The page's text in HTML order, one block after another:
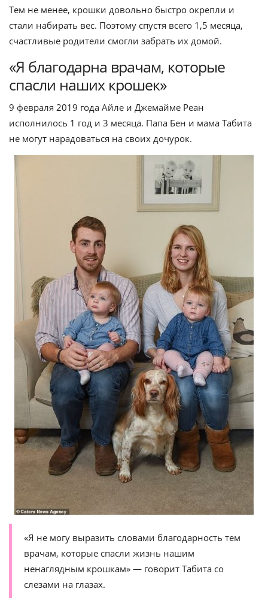
Тем не менее, крошки довольно быстро окрепли и
стали набирать вес. Поэтому спустя всего 1,5 месяца,
счастливые родители смогли забрать их домой.
«Я благодарна врачам, которые
спасли наших крошек»
9 февраля 2019 года Айле и Джемайме Реан
исполнилось 1 год и 3 месяца. Папа Бен и мама Табита
не могут нарадоваться на своих дочурок.
«Я не могу выразить словами благодарность тем
врачам, которые спасли жизнь нашим
ненаглядным крошкам» — говорит Табита со
слезами на глазах.